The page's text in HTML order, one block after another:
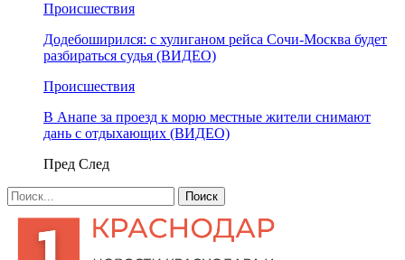
Происшествия
Додебоширился: с хулиганом рейса Сочи-Москва будет
разбираться судья (ВИДЕО)
Происшествия
В Анапе за проезд к морю местные жители снимают
дань с отдыхающих (ВИДЕО)
Пред След